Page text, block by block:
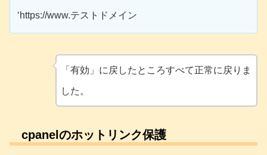
‘https://www.テストドメイン
「有効」に戻したところすべて正常に戻りま
した。
cpanelのホットリンク保護